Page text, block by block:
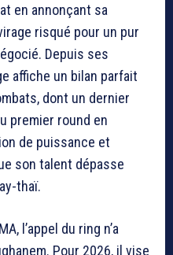
en annonçant sa
risqué pour un pur
Depuis ses
affiche un bilan parfait
dont un dernier
premier round en
de puissance et
son talent dépasse
thaï.
l’appel du ring n’a
Pour 2026, il vise